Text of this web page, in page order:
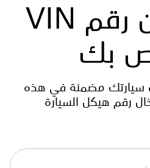
تحقق من رقم VIN
بك
سيارتك مضمنة في هذه
رقم هيكل السيارة